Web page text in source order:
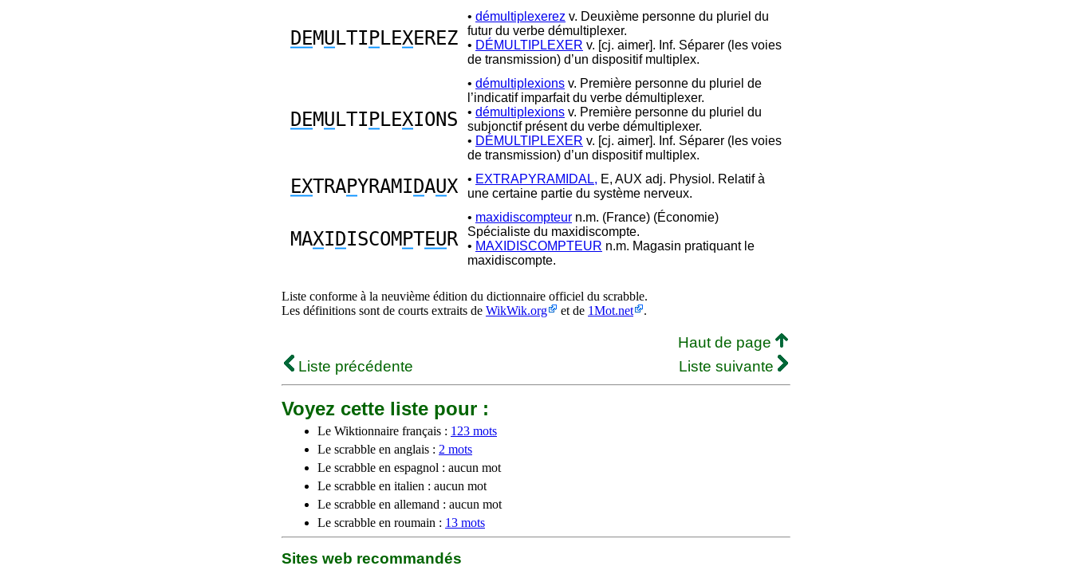
DEMU LTI PLEXEREZ
• démultiplexerez v. Deuxième personne du pluriel du
futur du verbe démultiplexer.
• DÉMULTIPLEXER v. [cj. aimer]. Inf. Séparer (les voies
de transmission) d’un dispositif multiplex.
DEMU LTI PLEXIONS
• démultiplexions v. Première personne du pluriel de
l’indicatif imparfait du verbe démultiplexer.
• démultiplexions v. Première personne du pluriel du
subjonctif présent du verbe démultiplexer.
• DÉMULTIPLEXER v. [cj. aimer]. Inf. Séparer (les voies
de transmission) d’un dispositif multiplex.
EXTRAPYRAMI DAUX • EXTRAPYRAMIDAL, E, AUX adj. Physiol. Relatif à
une certaine partie du système nerveux.
MAXI DISCOM PTEUR
• maxidiscompteur n.m. (France) (Économie)
Spécialiste du maxidiscompte.
• MAXIDISCOMPTEUR n.m. Magasin pratiquant le
maxidiscompte.
Liste conforme à la neuvième édition du dictionnaire officiel du scrabble.
Les définitions sont de courts extraits de WikWik.org et de 1Mot.net .
Haut de page
Liste précédente
Liste suivante
Voyez cette liste pour :
Le Wiktionnaire français : 123 mots
Le scrabble en anglais : 2 mots
Le scrabble en espagnol : aucun mot
Le scrabble en italien : aucun mot
Le scrabble en allemand : aucun mot
Le scrabble en roumain : 13 mots
Sites web recommandés